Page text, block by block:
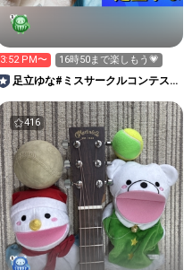
3:52 PM〜 16時50まで楽しもう💗
足立ゆな#ミスサークルコンテス
416